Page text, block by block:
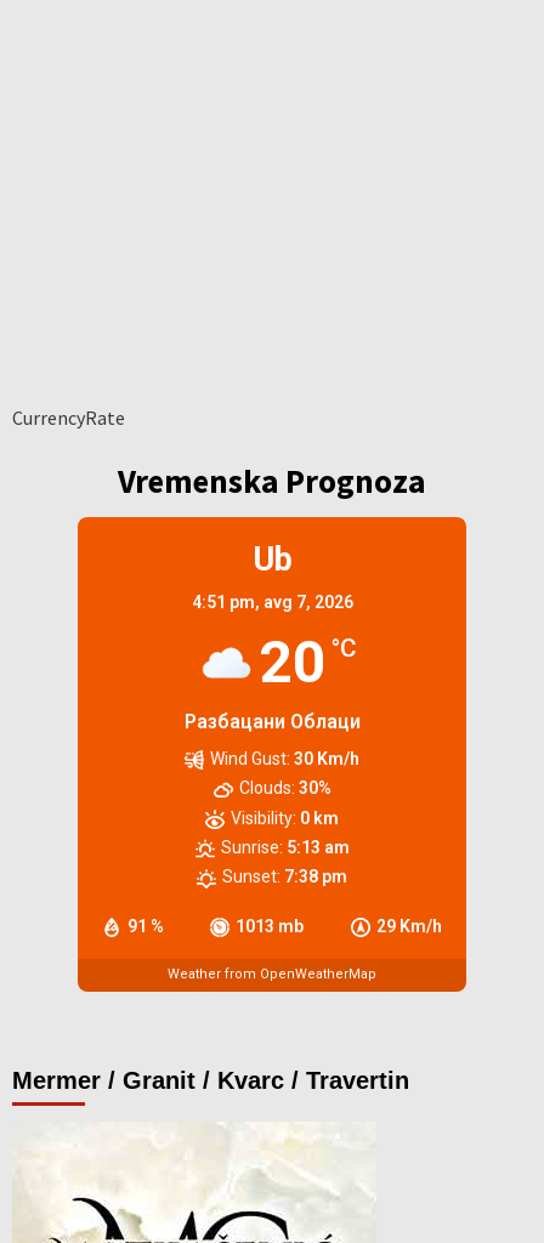
CurrencyRate
Vremenska Prognoza
Ub
4:51 pm, avg 7, 2026
20 °C
Разбацани Облаци
91 % 1013 mb 29 Km/h
Wind Gust: 30 Km/h
Clouds: 30%
Visibility: 0 km
Sunrise: 5:13 am
Sunset: 7:38 pm
Weather from OpenWeatherMap
Mermer / Granit / Kvarc / Travertin